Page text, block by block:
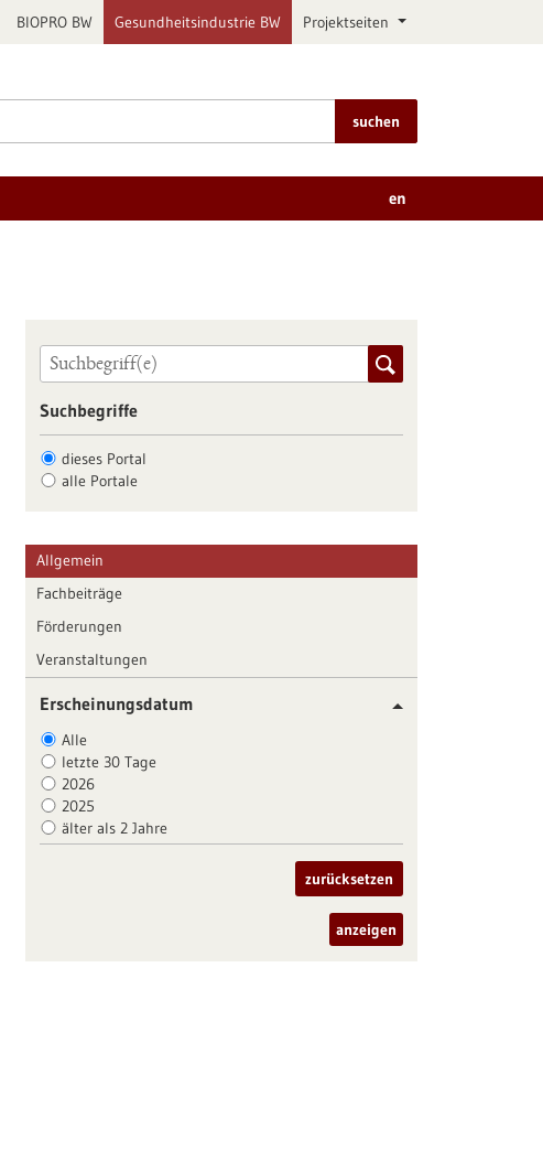
BIOPRO BW Gesundheitsindustrie BW Projektseiten
suchen
en
Suchbegriffe
dieses Portal
alle Portale
Allgemein
Fachbeiträge
Förderungen
Veranstaltungen
Erscheinungsdatum
Alle
letzte 30 Tage
2026
2025
älter als 2 Jahre
zurücksetzen
anzeigen